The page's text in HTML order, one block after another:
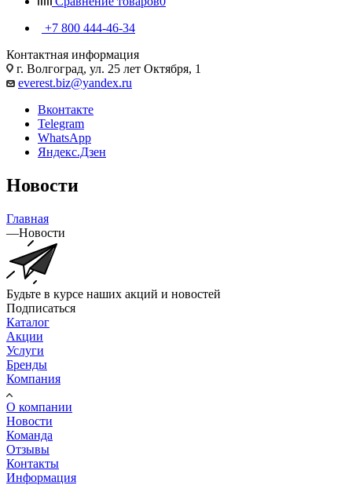
+7 800 444-46-34
Контактная информация
г. Волгоград, ул. 25 лет Октября, 1
everest.biz@yandex.ru
Вконтакте
Telegram
WhatsApp
Яндекс.Дзен
Новости
Главная
—Новости
Будьте в курсе наших акций и новостей
Подписаться
Каталог
Акции
Услуги
Бренды
Компания
О компании
Новости
Команда
Отзывы
Контакты
Информация